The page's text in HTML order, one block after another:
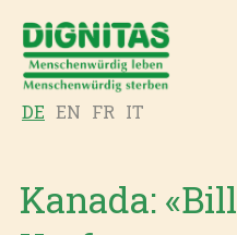
DE EN FR IT
Kanada: